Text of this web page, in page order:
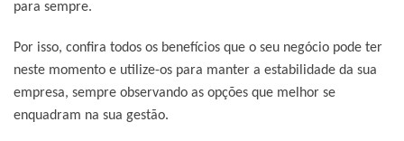
para sempre.
Por isso, confira todos os benefícios que o seu negócio pode ter
neste momento e utilize-os para manter a estabilidade da sua
empresa, sempre observando as opções que melhor se
enquadram na sua gestão.